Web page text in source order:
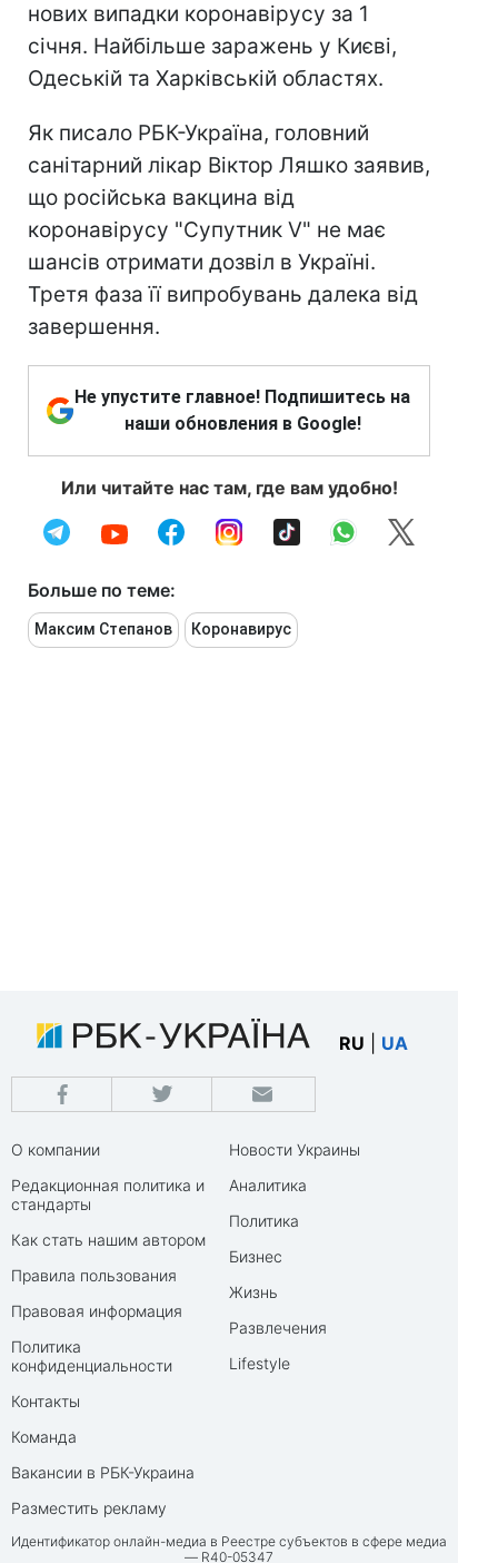
нових випадки коронавірусу за 1
січня. Найбільше заражень у Києві,
Одеській та Харківській областях.
Як писало РБК-Україна, головний
санітарний лікар Віктор Ляшко заявив,
що російська вакцина від
коронавірусу "Супутник V" не має
шансів отримати дозвіл в Україні.
Третя фаза її випробувань далека від
завершення.
Не упустите главное! Подпишитесь на
наши обновления в Google!
Или читайте нас там, где вам удобно!
Больше по теме:
Максим Степанов Коронавирус
RU UA
О компании
Редакционная политика и
стандарты
Как стать нашим автором
Правила пользования
Правовая информация
Политика
конфиденциальности
Контакты
Команда
Вакансии в РБК-Украина
Разместить рекламу
Новости Украины
Аналитика
Политика
Бизнес
Жизнь
Развлечения
Lifestyle
Идентификатор онлайн-медиа в Реестре субъектов в сфере медиа
— R40-05347